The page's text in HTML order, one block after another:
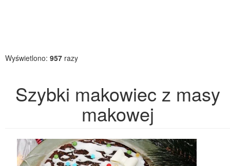
Wyświetlono: 957 razy
Szybki makowiec z masy
makowej